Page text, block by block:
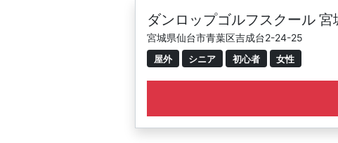
ダンロップゴルフスクール
宮城県仙台市青葉区吉成台2-24-25
屋外 シニア 初心者 女性